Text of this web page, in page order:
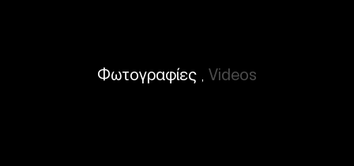
Φωτογραφίες Videos